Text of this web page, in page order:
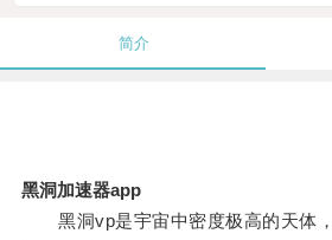
简介
黑洞加速器app
黑洞vp是宇宙中密度极高的天体